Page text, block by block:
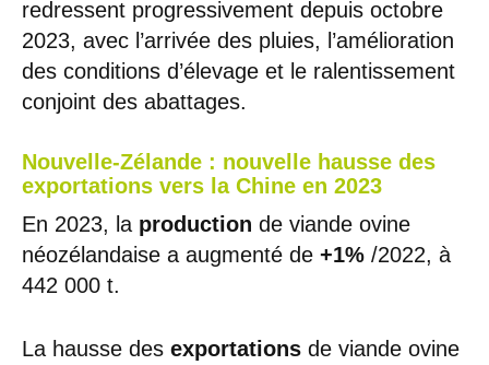
redressent progressivement depuis octobre
2023, avec l’arrivée des pluies, l’amélioration
des conditions d’élevage et le ralentissement
conjoint des abattages.
Nouvelle-Zélande : nouvelle hausse des
exportations vers la Chine en 2023
En 2023, la production de viande ovine
néozélandaise a augmenté de +1% /2022, à
442 000 t.
La hausse des exportations de viande ovine